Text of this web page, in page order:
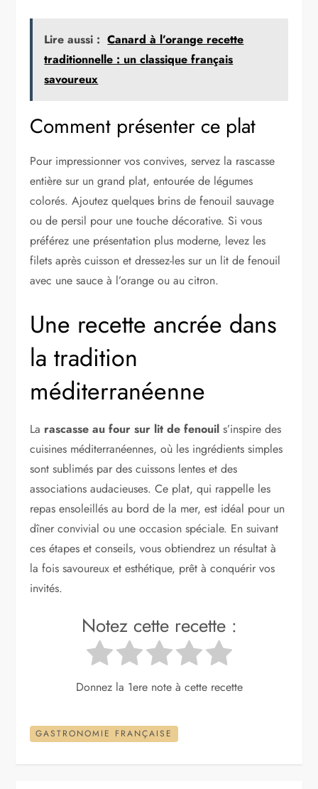
Lire aussi : Canard à l’orange recette
traditionnelle : un classique français
savoureux
Comment présenter ce plat
Pour impressionner vos convives, servez la rascasse
entière sur un grand plat, entourée de légumes
colorés. Ajoutez quelques brins de fenouil sauvage
ou de persil pour une touche décorative. Si vous
préférez une présentation plus moderne, levez les
filets après cuisson et dressez-les sur un lit de fenouil
avec une sauce à l’orange ou au citron.
Une recette ancrée dans
la tradition
méditerranéenne
La rascasse au four sur lit de fenouil s’inspire des
cuisines méditerranéennes, où les ingrédients simples
sont sublimés par des cuissons lentes et des
associations audacieuses. Ce plat, qui rappelle les
repas ensoleillés au bord de la mer, est idéal pour un
dîner convivial ou une occasion spéciale. En suivant
ces étapes et conseils, vous obtiendrez un résultat à
la fois savoureux et esthétique, prêt à conquérir vos
invités.
Notez cette recette :
Donnez la 1ere note à cette recette
GASTRONOMIE FRANÇAISE